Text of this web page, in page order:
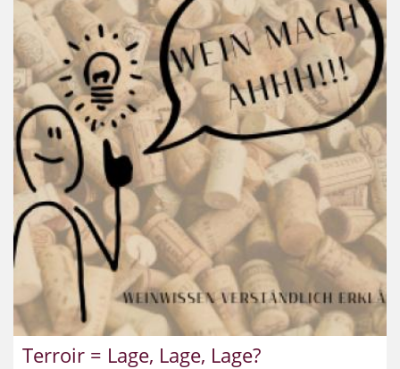
Terroir = Lage, Lage, Lage?